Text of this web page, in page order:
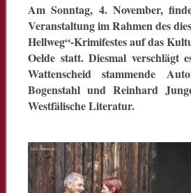
Am Sonntag, 4. November,
Veranstaltung im Rahmen des
Hellweg“-Krimifestes auf das
Oelde statt. Diesmal verschlägt
Wattenscheid stammende
Bogenstahl und Reinhard
Westfälische Literatur.